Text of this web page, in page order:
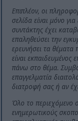
Επιπλέον, οι
σελίδα είναι μόνο
συντάκτης έχει
επαληθεύσει την
ερευνήσει τα
είναι εκπαιδευμένος
πάνω στο θέμα.
επαγγελματία
διατροφή σας ή αν
Όλο το περιεχόμενο
ενημερωτικούς